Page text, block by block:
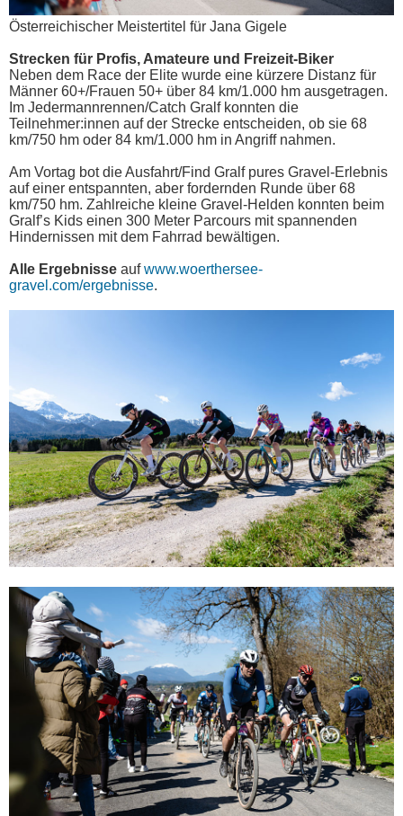
Österreichischer Meistertitel für Jana Gigele
Strecken für Profis, Amateure und Freizeit-Biker
Neben dem Race der Elite wurde eine kürzere Distanz für
Männer 60+/Frauen 50+ über 84 km/1.000 hm ausgetragen.
Im Jedermannrennen/Catch Gralf konnten die
Teilnehmer:innen auf der Strecke entscheiden, ob sie 68
km/750 hm oder 84 km/1.000 hm in Angriff nahmen.
Am Vortag bot die Ausfahrt/Find Gralf pures Gravel-Erlebnis
auf einer entspannten, aber fordernden Runde über 68
km/750 hm. Zahlreiche kleine Gravel-Helden konnten beim
Gralf’s Kids einen 300 Meter Parcours mit spannenden
Hindernissen mit dem Fahrrad bewältigen.
Alle Ergebnisse aufwww.woerthersee-
gravel.com/ergebnisse.